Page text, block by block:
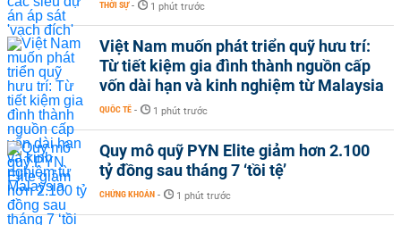
THỜI SỰ - 1 phút trước
Việt Nam muốn phát triển quỹ hưu trí:
Từ tiết kiệm gia đình thành nguồn cấp
vốn dài hạn và kinh nghiệm từ Malaysia
QUỐC TẾ - 1 phút trước
Quy mô quỹ PYN Elite giảm hơn 2.100
tỷ đồng sau tháng 7 ‘tồi tệ’
CHỨNG KHOÁN - 1 phút trước